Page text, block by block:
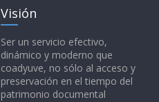
Visión
Ser un servicio efectivo,
dinámico y moderno que
coadyuve, no sólo al acceso y
preservación en el tiempo del
patrimonio documental